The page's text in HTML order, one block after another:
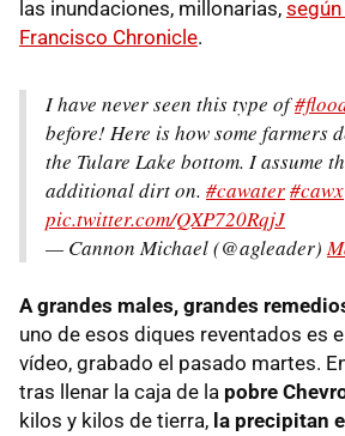
las inundaciones, millonarias,
Francisco Chronicle.
I have never seen this type of
before! Here is how some farmers
the Tulare Lake bottom. I assume
additional dirt on. #cawater#cawx
pic.twitter.com/QXP720RqjJ
— Cannon Michael (@agleader)
A grandes males, grandes
uno de esos diques reventados es
vídeo, grabado el pasado martes.
tras llenar la caja de la pobre
kilos y kilos de tierra, la precipitan